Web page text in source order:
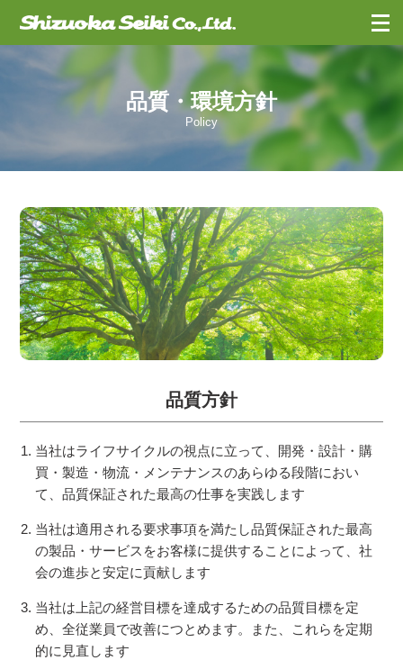
お問合せ・資料請求
品質・環境方針
Policy
品質方針
当社はライフサイクルの視点に立って、開発・設計・購
買・製造・物流・メンテナンスのあらゆる段階におい
て、品質保証された最高の仕事を実践します
当社は適用される要求事項を満たし品質保証された最高
の製品・サービスをお客様に提供することによって、社
会の進歩と安定に貢献します
当社は上記の経営目標を達成するための品質目標を定
め、全従業員で改善につとめます。また、これらを定期
的に見直します